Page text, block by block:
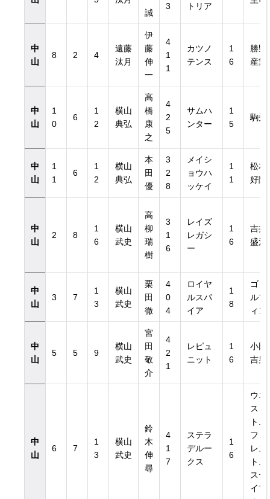
誠
3 トリア
中
山
8 2 4
遠藤
汰月
伊
藤
伸
一
4
1
1
カツノ
テンス
1
6
勝野
産業
中
山
1
0
6
1
2
横山
典弘
高
橋
康
之
4
2
5
サムハ
ンター
1
5
駒秀
中
山
1
1
6
1
2
横山
典弘
本
田
優
3
2
8
メイシ
ョウハ
ッケイ
1
1
松本
好隆
中
山
2 8
1
6
横山
武史
高
柳
瑞
樹
3
1
6
レイズ
レガシ
ー
1
6
吉井
盛治
中
山
3 7
1
3
横山
武史
栗
田
徹
4
0
4
ロイヤ
ルスパ
イア
1
8
ゴド
ルフ
ィン
中
山
5 5 9
横山
武史
宮
田
敬
介
4
2
1
レピュ
ニット
1
6
小田
吉男
中
山
6 7
1
3
横山
武史
鈴
木
伸
尋
4
1
7
ステラ
デルー
クス
1
6
ウエ
ス
ト.
フォ
レス
ト.
ステ
イブ